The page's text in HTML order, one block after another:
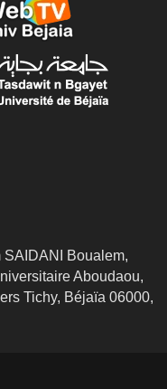
SAIDANI Boualem,
Aboudaou,
Tichy, Béjaïa 06000,